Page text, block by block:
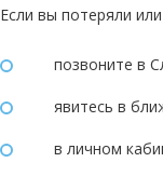
Если вы потеряли
позвоните в
явитесь в
в личном